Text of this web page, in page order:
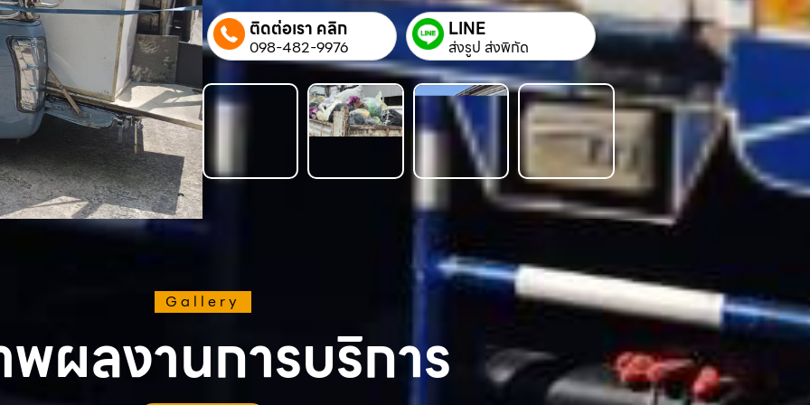
ติดต่อเรา คลิก
098-482-9976
LINE
ส่งรูป ส่งพิกัด
Gallery
ผลงานการบริการ